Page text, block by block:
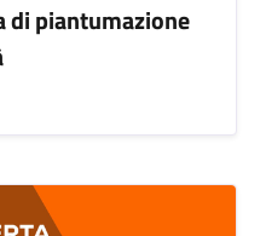
di piantumazione